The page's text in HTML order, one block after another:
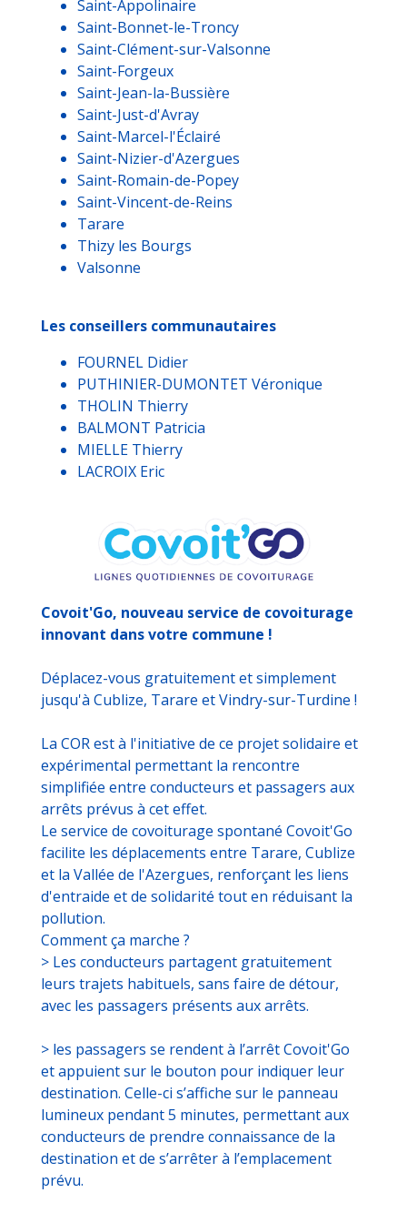
Saint-Appolinaire
Saint-Bonnet-le-Troncy
Saint-Clément-sur-Valsonne
Saint-Forgeux
Saint-Jean-la-Bussière
Saint-Just-d'Avray
Saint-Marcel-l'Éclairé
Saint-Nizier-d'Azergues
Saint-Romain-de-Popey
Saint-Vincent-de-Reins
Tarare
Thizy les Bourgs
Valsonne
Les conseillers communautaires
FOURNEL Didier
PUTHINIER-DUMONTET Véronique
THOLIN Thierry
BALMONT Patricia
MIELLE Thierry
LACROIX Eric
Covoit'Go, nouveau service de covoiturage
innovant dans votre commune !
Déplacez-vous gratuitement et simplement
jusqu'à Cublize, Tarare et Vindry-sur-Turdine !
La COR est à l'initiative de ce projet solidaire et
expérimental permettant la rencontre
simplifiée entre conducteurs et passagers aux
arrêts prévus à cet effet.
Le service de covoiturage spontané Covoit'Go
facilite les déplacements entre Tarare, Cublize
et la Vallée de l'Azergues, renforçant les liens
d'entraide et de solidarité tout en réduisant la
pollution.
Comment ça marche ?
> Les conducteurs partagent gratuitement
leurs trajets habituels, sans faire de détour,
avec les passagers présents aux arrêts.
> les passagers se rendent à l’arrêt Covoit'Go
et appuient sur le bouton pour indiquer leur
destination. Celle-ci s’affiche sur le panneau
lumineux pendant 5 minutes, permettant aux
conducteurs de prendre connaissance de la
destination et de s’arrêter à l’emplacement
prévu.